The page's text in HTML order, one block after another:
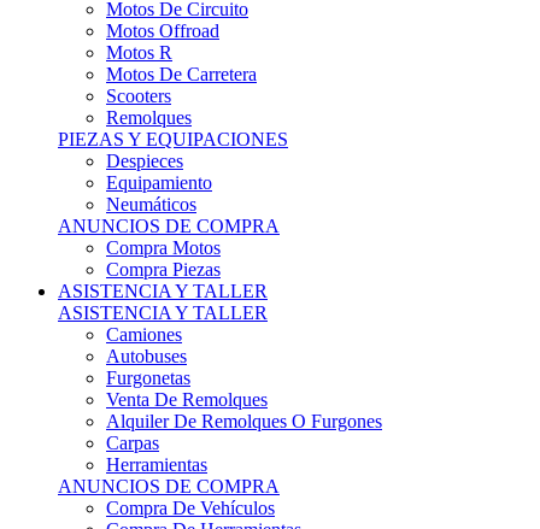
Motos R
Motos De Carretera
Scooters
Remolques
PIEZAS Y EQUIPACIONES
Despieces
Equipamiento
Neumáticos
ANUNCIOS DE COMPRA
Compra Motos
Compra Piezas
ASISTENCIA Y TALLER
ASISTENCIA Y TALLER
Camiones
Autobuses
Furgonetas
Venta De Remolques
Alquiler De Remolques O Furgones
Carpas
Herramientas
ANUNCIOS DE COMPRA
Compra De Vehículos
Compra De Herramientas